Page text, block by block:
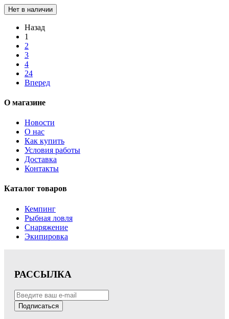
Нет в наличии
Назад
1
2
3
4
24
Вперед
О магазине
Новости
О нас
Как купить
Условия работы
Доставка
Контакты
Каталог товаров
Кемпинг
Рыбная ловля
Снаряжение
Экипировка
РАССЫЛКА
Подписаться